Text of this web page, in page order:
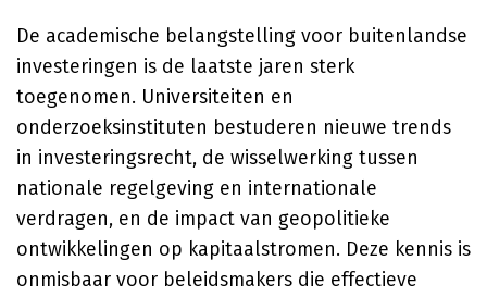
De academische belangstelling voor buitenlandse
investeringen is de laatste jaren sterk
toegenomen. Universiteiten en
onderzoeksinstituten bestuderen nieuwe trends
in investeringsrecht, de wisselwerking tussen
nationale regelgeving en internationale
verdragen, en de impact van geopolitieke
ontwikkelingen op kapitaalstromen. Deze kennis is
onmisbaar voor beleidsmakers die effectieve